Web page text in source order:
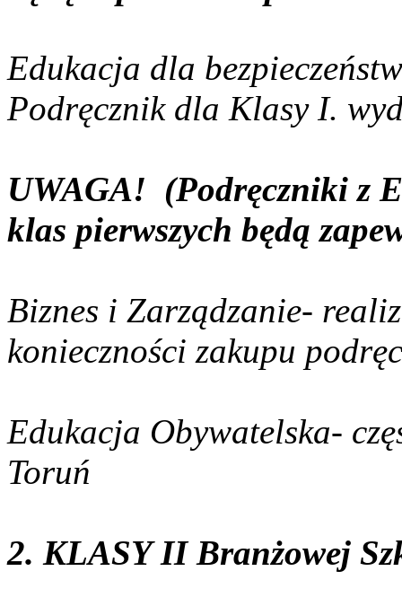
Edukacja dla
Podręcznik dla Klasy I.
UWAGA! (Podręczniki z
klas pierwszych będą
Biznes i Zarządzanie-
konieczności zakupu
Edukacja Obywatelska-
Toruń
2. KLASY II Branżowej